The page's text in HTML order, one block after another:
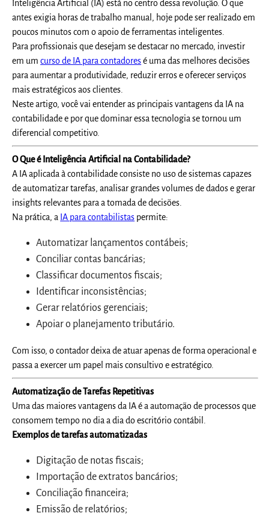
Inteligência Artificial (IA) está no centro dessa revolução. O que
antes exigia horas de trabalho manual, hoje pode ser realizado em
poucos minutos com o apoio de ferramentas inteligentes.
Para profissionais que desejam se destacar no mercado, investir
em umcurso de IA para contadoresé uma das melhores decisões
para aumentar a produtividade, reduzir erros e oferecer serviços
mais estratégicos aos clientes.
Neste artigo, você vai entender as principais vantagens da IA na
contabilidade e por que dominar essa tecnologia se tornou um
diferencial competitivo.
O Que é Inteligência Artificial na Contabilidade?
A IA aplicada à contabilidade consiste no uso de sistemas capazes
de automatizar tarefas, analisar grandes volumes de dados e gerar
insights relevantes para a tomada de decisões.
Na prática, a IA para contabilistas permite:
Automatizar lançamentos contábeis;
Conciliar contas bancárias;
Classificar documentos fiscais;
Identificar inconsistências;
Gerar relatórios gerenciais;
Apoiar o planejamento tributário.
Com isso, o contador deixa de atuar apenas de forma operacional e
passa a exercer um papel mais consultivo e estratégico.
Automatização de Tarefas Repetitivas
Uma das maiores vantagens da IA é a automação de processos que
consomem tempo no dia a dia do escritório contábil.
Exemplos de tarefas automatizadas
Digitação de notas fiscais;
Importação de extratos bancários;
Conciliação financeira;
Emissão de relatórios;